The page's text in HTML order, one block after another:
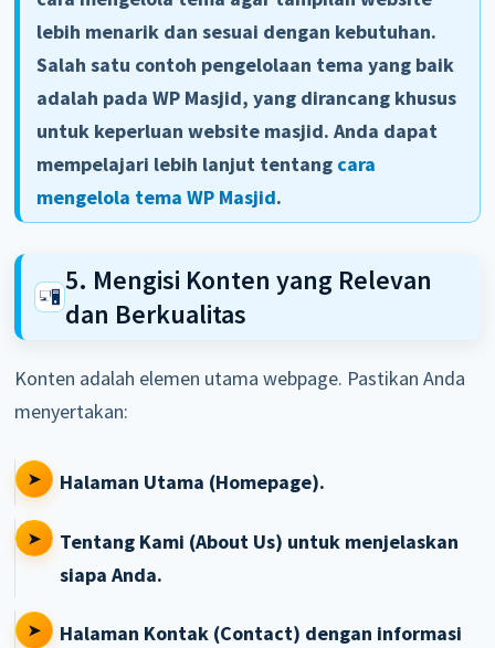
lebih menarik dan sesuai dengan kebutuhan.
Salah satu contoh pengelolaan tema yang baik
adalah pada WP Masjid, yang dirancang khusus
untuk keperluan website masjid. Anda dapat
mempelajari lebih lanjut tentang cara
mengelola tema WP Masjid.
5. Mengisi Konten yang Relevan
dan Berkualitas
Konten adalah elemen utama webpage. Pastikan Anda
menyertakan:
Halaman Utama (Homepage).
Tentang Kami (About Us) untuk menjelaskan
siapa Anda.
Halaman Kontak (Contact) dengan informasi